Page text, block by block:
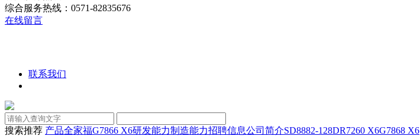
综合服务热线：0571-82835676
在线留言
联系我们
搜索推荐 产品全家福G7866 X6研发能力制造能力招聘信息公司简介SD8882-128DR7260 X6G7868 X6